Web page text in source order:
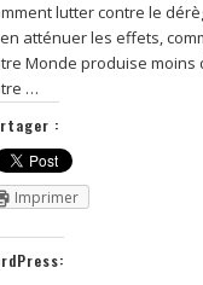
lutter contre le
atténuer les effets,
Monde produise moins
…
:
Imprimer